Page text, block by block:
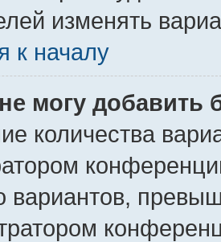
изменять
к началу
могу добавить
количества
вариантов,